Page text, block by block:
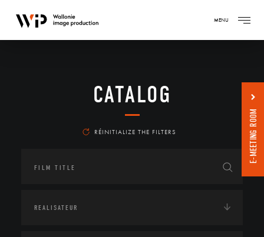
MENU
CATALOG
RÉINITIALIZE THE FILTERS E-MEETING ROOM